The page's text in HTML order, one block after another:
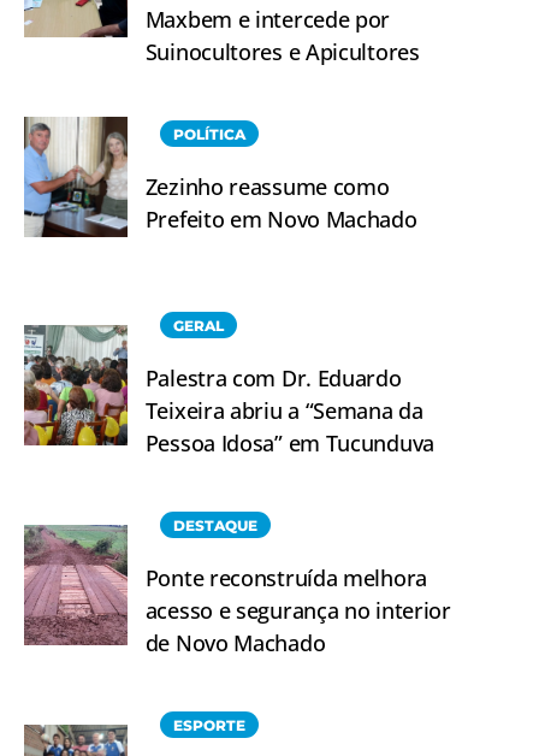
Maxbem e intercede por
Suinocultores e Apicultores
POLÍTICA
Zezinho reassume como
Prefeito em Novo Machado
GERAL
Palestra com Dr. Eduardo
Teixeira abriu a “Semana da
Pessoa Idosa” em Tucunduva
DESTAQUE
Ponte reconstruída melhora
acesso e segurança no interior
de Novo Machado
ESPORTE